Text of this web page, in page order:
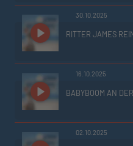
30.10.2025
RITTER JAMES
16.10.2025
BABYBOOM AN
02.10.2025